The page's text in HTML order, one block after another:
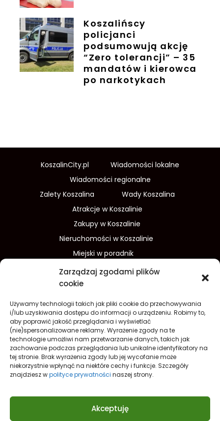
Zarządzaj zgodami plików
cookie
Używamy technologii takich jak pliki cookie do przechowywania
i/lub uzyskiwania dostępu do informacji o urządzeniu. Robimy to,
aby poprawić jakość przeglądania i wyświetlać
(nie)spersonalizowane reklamy. Wyrażenie zgody na te
technologie umożliwi nam przetwarzanie danych, takich jak
zachowanie podczas przeglądania lub unikalne identyfikatory na
tej stronie. Brak wyrażenia zgody lub jej wycofanie może
niekorzystnie wpłynąć na niektóre cechy i funkcje. Szczegóły
znajdziesz wpolityce prywatności naszej strony.
Akceptuję
Koszalińscy
policjanci
podsumowują akcję
“Zero tolerancji” – 35
mandatów i kierowca
po narkotykach
KoszalinCity.pl
Wiadomości lokalne
Wiadomości regionalne
Zalety Koszalina
Wady Koszalina
Atrakcje w Koszalinie
Zakupy w Koszalinie
Nieruchomości w Koszalinie
Miejski w poradnik
Wydarzenia w Koszalinie
Sport w Koszalinie
Finanse i inwestycje
Dom i ogród
Turystyka
Lifestyle
O nas
Redakcja
Reklama
Kontakt
Prywatność
Polityka prywatności Cookies (EU)